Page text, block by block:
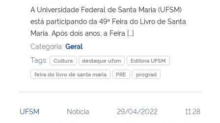
A Universidade Federal de Santa Maria (UFSM)
está participando da 49ª Feira do Livro de Santa
Maria. Após dois anos, a Feira […]
Categoria: Geral
Tags:
Cultura destaque ufsm
Editora UFSM
feira do livro de santa maria
PRE prograd
UFSM Notícia 29/04/2022 11:28